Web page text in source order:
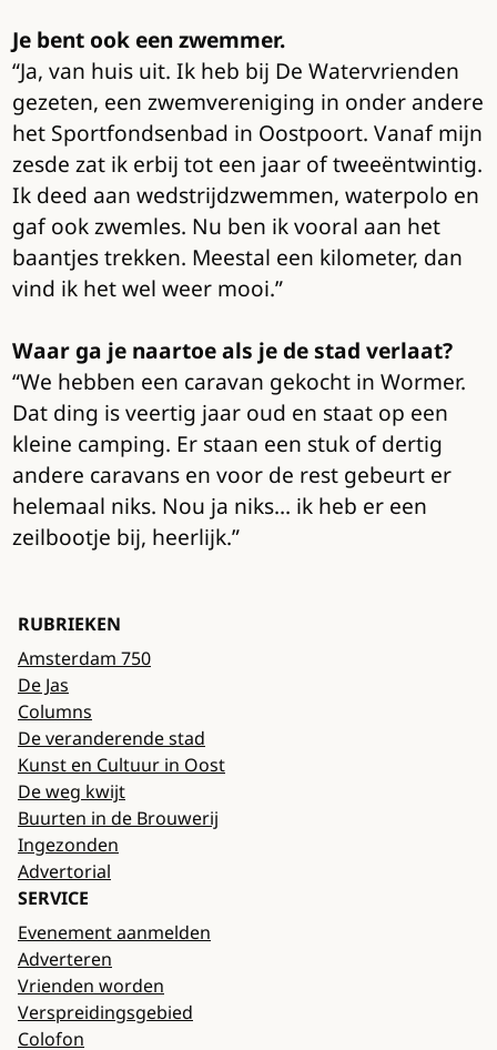
Je bent ook een zwemmer.
“Ja, van huis uit. Ik heb bij De Watervrienden
gezeten, een zwemvereniging in onder andere
het Sportfondsenbad in Oostpoort. Vanaf mijn
zesde zat ik erbij tot een jaar of tweeëntwintig.
Ik deed aan wedstrijdzwemmen, waterpolo en
gaf ook zwemles. Nu ben ik vooral aan het
baantjes trekken. Meestal een kilometer, dan
vind ik het wel weer mooi.”
Waar ga je naartoe als je de stad verlaat?
“We hebben een caravan gekocht in Wormer.
Dat ding is veertig jaar oud en staat op een
kleine camping. Er staan een stuk of dertig
andere caravans en voor de rest gebeurt er
helemaal niks. Nou ja niks… ik heb er een
zeilbootje bij, heerlijk.”
RUBRIEKEN
Amsterdam 750
De Jas
Columns
De veranderende stad
Kunst en Cultuur in Oost
De weg kwijt
Buurten in de Brouwerij
Ingezonden
Advertorial
SERVICE
Evenement aanmelden
Adverteren
Vrienden worden
Verspreidingsgebied
Colofon